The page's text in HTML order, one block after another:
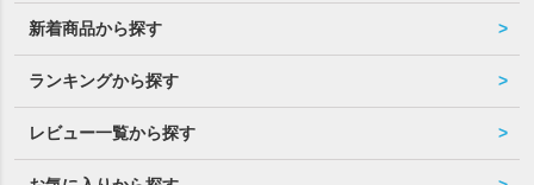
新着商品から探す
ランキングから探す
レビュー一覧から探す